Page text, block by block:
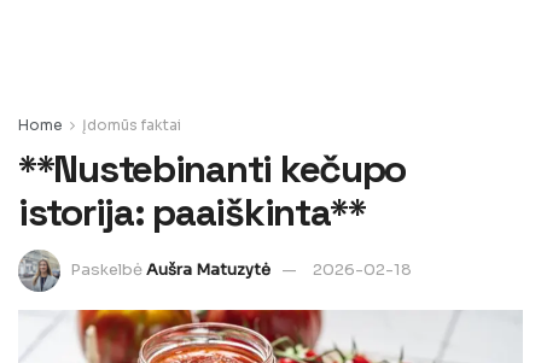
Home Įdomūs faktai
**Nustebinanti kečupo
istorija: paaiškinta**
PaskelbėAušra Matuzytė 2026-02-18